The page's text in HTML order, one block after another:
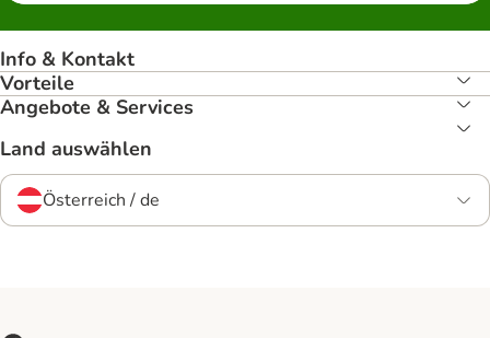
Info & Kontakt
Vorteile
Angebote & Services
Land auswählen
Österreich / de